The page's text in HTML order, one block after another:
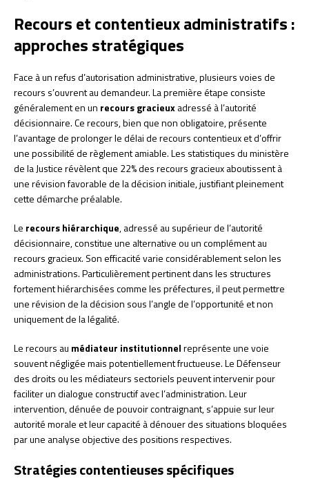
Recours et contentieux administratifs :
approches stratégiques
Face à un refus d’autorisation administrative, plusieurs voies de
recours s’ouvrent au demandeur. La première étape consiste
généralement en un recours gracieuxadressé à l’autorité
décisionnaire. Ce recours, bien que non obligatoire, présente
l’avantage de prolonger le délai de recours contentieux et d’offrir
une possibilité de règlement amiable. Les statistiques du ministère
de la Justice révèlent que 22% des recours gracieux aboutissent à
une révision favorable de la décision initiale, justifiant pleinement
cette démarche préalable.
Le recours hiérarchique, adressé au supérieur de l’autorité
décisionnaire, constitue une alternative ou un complément au
recours gracieux. Son efficacité varie considérablement selon les
administrations. Particulièrement pertinent dans les structures
fortement hiérarchisées comme les préfectures, il peut permettre
une révision de la décision sous l’angle de l’opportunité et non
uniquement de la légalité.
Le recours au médiateur institutionnelreprésente une voie
souvent négligée mais potentiellement fructueuse. Le Défenseur
des droits ou les médiateurs sectoriels peuvent intervenir pour
faciliter un dialogue constructif avec l’administration. Leur
intervention, dénuée de pouvoir contraignant, s’appuie sur leur
autorité morale et leur capacité à dénouer des situations bloquées
par une analyse objective des positions respectives.
Stratégies contentieuses spécifiques